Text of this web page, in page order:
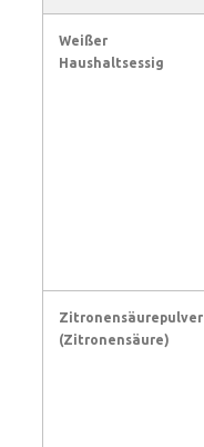
Weißer
Haushaltsessig
Zitronensäurepulver
(Zitronensäure)